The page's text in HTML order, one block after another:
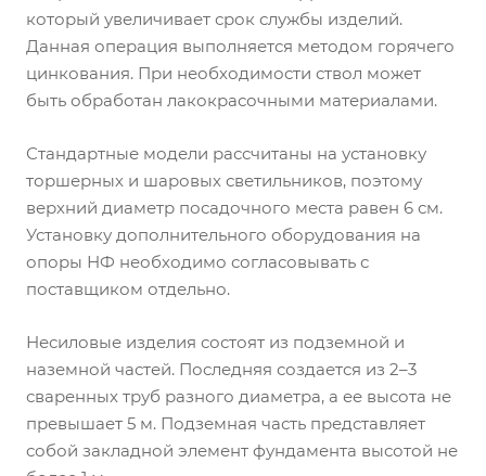
который увеличивает срок службы изделий.
Данная операция выполняется методом горячего
цинкования. При необходимости ствол может
быть обработан лакокрасочными материалами.
Стандартные модели рассчитаны на установку
торшерных и шаровых светильников, поэтому
верхний диаметр посадочного места равен 6 см.
Установку дополнительного оборудования на
опоры НФ необходимо согласовывать с
поставщиком отдельно.
Несиловые изделия состоят из подземной и
наземной частей. Последняя создается из 2–3
сваренных труб разного диаметра, а ее высота не
превышает 5 м. Подземная часть представляет
собой закладной элемент фундамента высотой не